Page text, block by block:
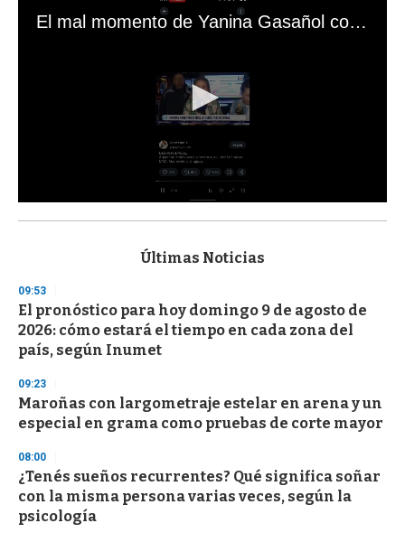
El mal momento de Yanina Gasañol con un hincha argentino en "Subrayado"
s
d
s
o
f
3
s
e
c
o
d
Últimas Noticias
09:53
El pronóstico para hoy domingo 9 de agosto de
2026: cómo estará el tiempo en cada zona del
país, según Inumet
09:23
Maroñas con largometraje estelar en arena y un
especial en grama como pruebas de corte mayor
08:00
¿Tenés sueños recurrentes? Qué significa soñar
con la misma persona varias veces, según la
psicología